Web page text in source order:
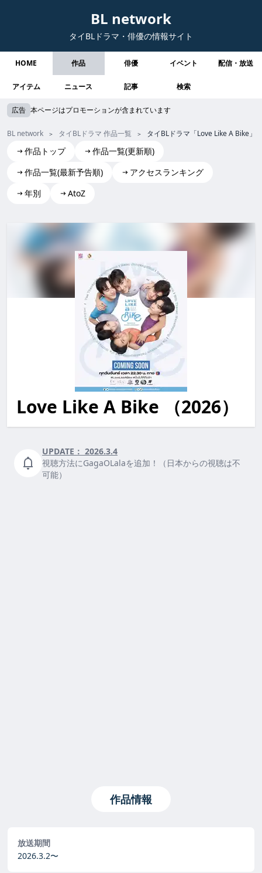
BL network
タイBLドラマ・俳優の情報サイト
HOME 作品 俳優 イベント 配信・放送
アイテム ニュース 記事 検索
広告 本ページはプロモーションが含まれています
BL network タイBLドラマ 作品一覧 タイBLドラマ「Love Like A Bike」
作品トップ
作品一覧(更新順)
作品一覧(最新予告順)
アクセスランキング
年別
AtoZ
Love Like A Bike
Love Like A Bike love like a bike LoveLikeABike Love Like A
Love Like A Bike （2026）
love like a bike LoveLikeABike lovelikeabike
UPDATE： 2026.3.4
視聴方法にGagaOLalaを追加！（日本からの視聴は不
可能）
作品情報
放送期間
2026.3.2〜